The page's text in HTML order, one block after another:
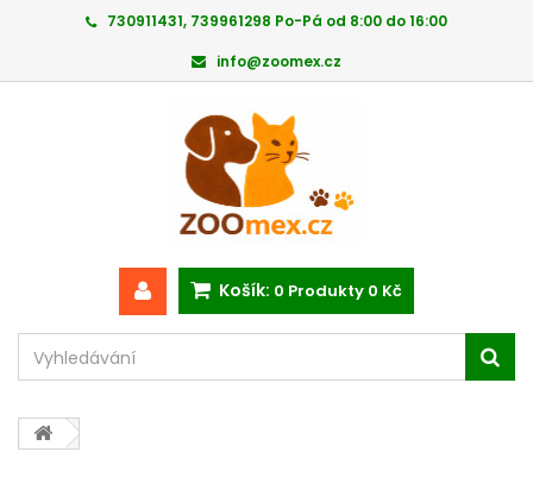
730911431, 739961298 Po-Pá od 8:00 do 16:00
info@zoomex.cz
Košík: 0 Produkty 0 Kč